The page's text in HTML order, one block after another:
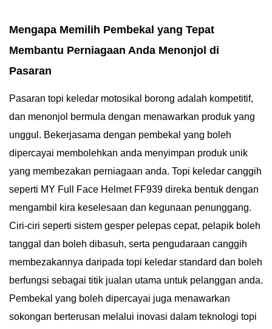
Mengapa Memilih Pembekal yang Tepat
Membantu Perniagaan Anda Menonjol di
Pasaran
Pasaran topi keledar motosikal borong adalah kompetitif,
dan menonjol bermula dengan menawarkan produk yang
unggul. Bekerjasama dengan pembekal yang boleh
dipercayai membolehkan anda menyimpan produk unik
yang membezakan perniagaan anda. Topi keledar canggih
seperti MY Full Face Helmet FF939 direka bentuk dengan
mengambil kira keselesaan dan kegunaan penunggang.
Ciri-ciri seperti sistem gesper pelepas cepat, pelapik boleh
tanggal dan boleh dibasuh, serta pengudaraan canggih
membezakannya daripada topi keledar standard dan boleh
berfungsi sebagai titik jualan utama untuk pelanggan anda.
Pembekal yang boleh dipercayai juga menawarkan
sokongan berterusan melalui inovasi dalam teknologi topi